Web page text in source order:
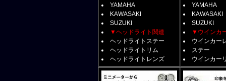
YAMAHA
KAWASAKI
SUZUKI
▼ヘッドライト関連
ヘッドライトステー
ヘッドライトリム
ヘッドライトレンズ
YAMAHA
KAWASAKI
SUZUKI
▼ウインカ
ウインカー
ステー
ウインカー